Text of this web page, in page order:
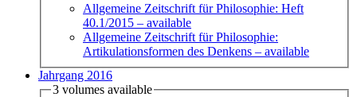
Allgemeine Zeitschrift für Philosophie: Heft
40.1/2015 – available
Allgemeine Zeitschrift für Philosophie:
Artikulationsformen des Denkens – available
Jahrgang 2016
3 volumes available